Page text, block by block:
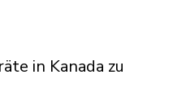
in Kanada zu